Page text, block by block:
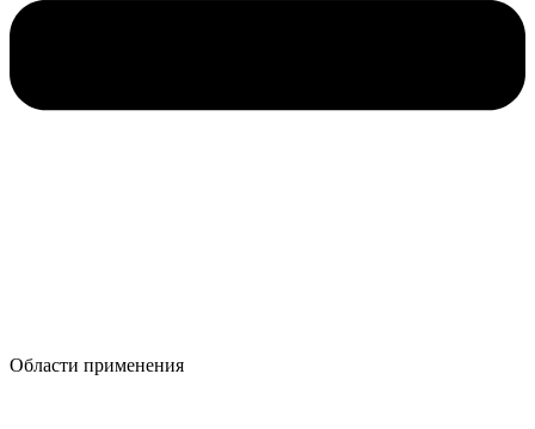
Области применения